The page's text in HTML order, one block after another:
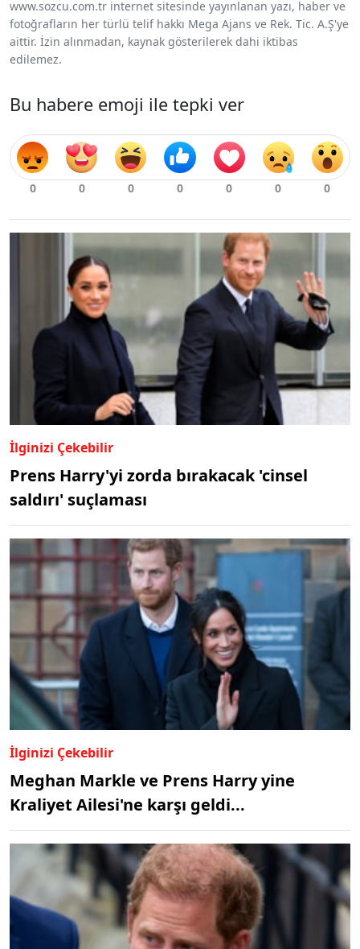
www.sozcu.com.tr internet sitesinde yayınlanan yazı, haber ve
fotoğrafların her türlü telif hakkı Mega Ajans ve Rek. Tic. A.Ş'ye
aittir. İzin alınmadan, kaynak gösterilerek dahi iktibas
edilemez.
Bu habere emoji ile tepki ver
İlginizi Çekebilir
Prens Harry'yi zorda bırakacak 'cinsel
saldırı' suçlaması
İlginizi Çekebilir
Meghan Markle ve Prens Harry yine
Kraliyet Ailesi'ne karşı geldi...